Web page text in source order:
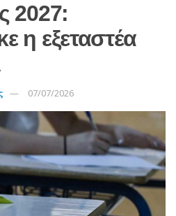
2027:
η εξεταστέα
07/07/2026